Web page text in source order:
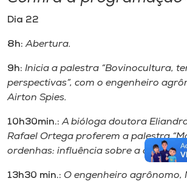
Dia 22
8h: Abertura.
9h: Inicia a palestra “Bovinocultura,
perspectivas”, com o engenheiro
Airton Spies.
10h30min.: A bióloga doutora
Rafael Ortega proferem a palestra
ordenhas: influência sobre a qualidade
13h30 min.: O engenheiro agrônomo,